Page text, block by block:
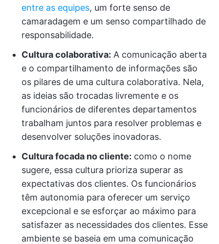
entre as equipes, um forte senso de
camaradagem e um senso compartilhado de
responsabilidade.
Cultura colaborativa: A comunicação aberta
e o compartilhamento de informações são
os pilares de uma cultura colaborativa. Nela,
as ideias são trocadas livremente e os
funcionários de diferentes departamentos
trabalham juntos para resolver problemas e
desenvolver soluções inovadoras.
Cultura focada no cliente: como o nome
sugere, essa cultura prioriza superar as
expectativas dos clientes. Os funcionários
têm autonomia para oferecer um serviço
excepcional e se esforçar ao máximo para
satisfazer as necessidades dos clientes. Esse
ambiente se baseia em uma comunicação